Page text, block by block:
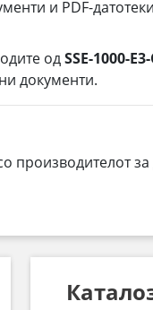
и PDF-
одSSE-1000-
документи.
производителот